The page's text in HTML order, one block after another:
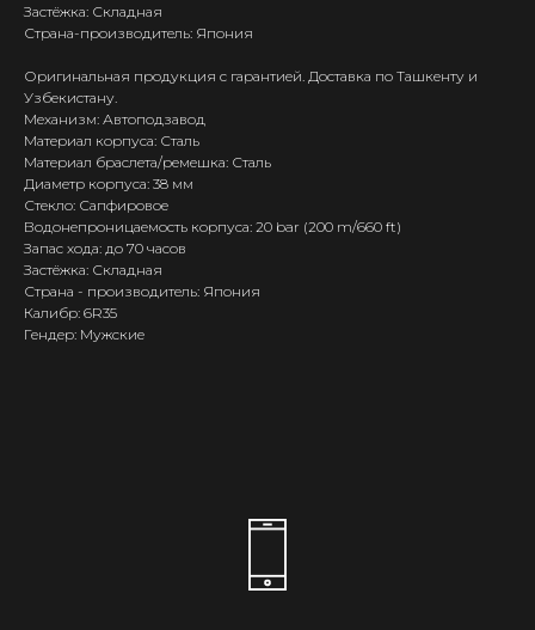
Застёжка: Складная
Страна-производитель: Япония
Оригинальная продукция с гарантией. Доставка по Ташкенту и
Узбекистану.
Механизм: Автоподзавод
Материал корпуса: Сталь
Материал браслета/ремешка: Сталь
Диаметр корпуса: 38 мм
Стекло: Сапфировое
Водонепроницаемость корпуса: 20 bar (200 m/660 ft)
Запас хода: до 70 часов
Застёжка: Складная
Страна - производитель: Япония
Калибр: 6R35
Гендер: Мужские